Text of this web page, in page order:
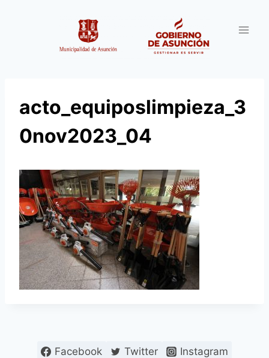
acto_equiposlimpieza_3
0nov2023_04
Facebook Twitter
Instagram